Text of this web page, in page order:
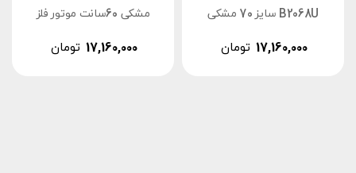
B2068U سایز 70 مشکی
تومان 17,160,000
مشکی 60سانت موتور فلز
تومان 17,160,000